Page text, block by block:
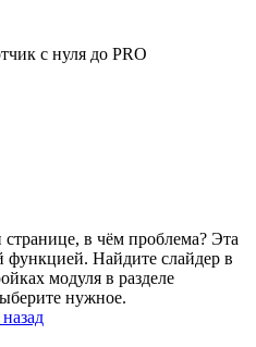
с нуля до PRO
странице, в чём проблема? Эта
функцией. Найдите слайдер в
модуля в разделе
нужное.